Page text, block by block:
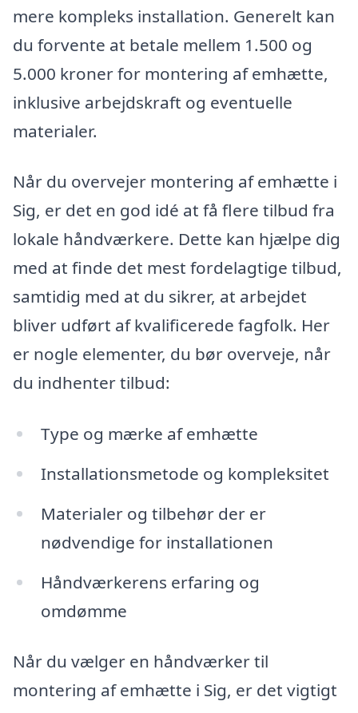
mere kompleks installation. Generelt kan
du forvente at betale mellem 1.500 og
5.000 kroner for montering af emhætte,
inklusive arbejdskraft og eventuelle
materialer.
Når du overvejer montering af emhætte i
Sig, er det en god idé at få flere tilbud fra
lokale håndværkere. Dette kan hjælpe dig
med at finde det mest fordelagtige tilbud,
samtidig med at du sikrer, at arbejdet
bliver udført af kvalificerede fagfolk. Her
er nogle elementer, du bør overveje, når
du indhenter tilbud:
Type og mærke af emhætte
Installationsmetode og kompleksitet
Materialer og tilbehør der er
nødvendige for installationen
Håndværkerens erfaring og
omdømme
Når du vælger en håndværker til
montering af emhætte i Sig, er det vigtigt